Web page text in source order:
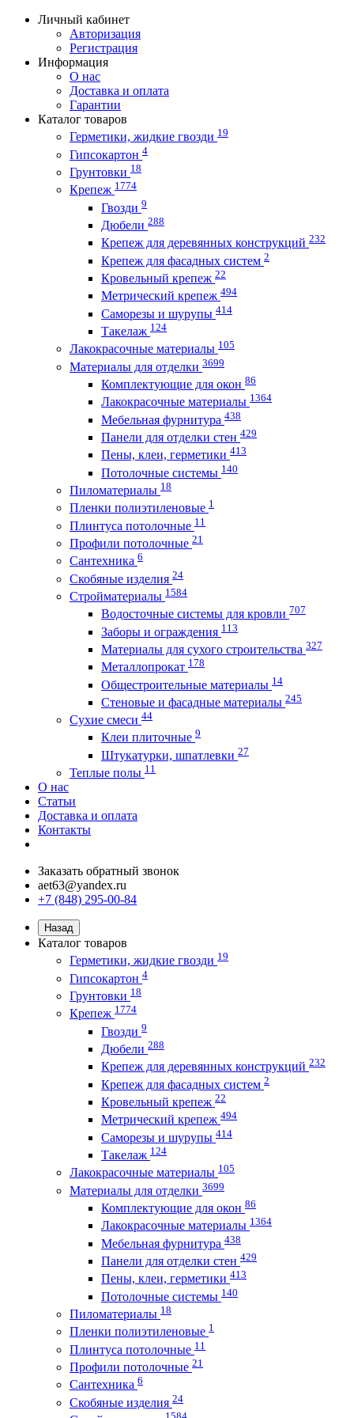
Личный кабинет
Авторизация
Регистрация
Информация
О нас
Доставка и оплата
Гарантии
Каталог товаров
Герметики, жидкие гвозди 19
Гипсокартон 4
Грунтовки 18
Крепеж 1774
Гвозди 9
Дюбели 288
Крепеж для деревянных конструкций 232
Крепеж для фасадных систем 2
Кровельный крепеж 22
Метрический крепеж 494
Саморезы и шурупы 414
Такелаж 124
Лакокрасочные материалы 105
Материалы для отделки 3699
Комплектующие для окон 86
Лакокрасочные материалы 1364
Мебельная фурнитура 438
Панели для отделки стен 429
Пены, клеи, герметики 413
Потолочные системы 140
Пиломатериалы 18
Пленки полиэтиленовые 1
Плинтуса потолочные 11
Профили потолочные 21
Сантехника 6
Скобяные изделия 24
Стройматериалы 1584
Водосточные системы для кровли 707
Заборы и ограждения 113
Материалы для сухого строительства 327
Металлопрокат 178
Общестроительные материалы 14
Стеновые и фасадные материалы 245
Сухие смеси 44
Клеи плиточные 9
Штукатурки, шпатлевки 27
Теплые полы 11
О нас
Статьи
Доставка и оплата
Контакты
Заказать обратный звонок
aet63@yandex.ru
+7 (848) 295-00-84
Назад
Каталог товаров
Герметики, жидкие гвозди 19
Гипсокартон 4
Грунтовки 18
Крепеж 1774
Гвозди 9
Дюбели 288
Крепеж для деревянных конструкций 232
Крепеж для фасадных систем 2
Кровельный крепеж 22
Метрический крепеж 494
Саморезы и шурупы 414
Такелаж 124
Лакокрасочные материалы 105
Материалы для отделки 3699
Комплектующие для окон 86
Лакокрасочные материалы 1364
Мебельная фурнитура 438
Панели для отделки стен 429
Пены, клеи, герметики 413
Потолочные системы 140
Пиломатериалы 18
Пленки полиэтиленовые 1
Плинтуса потолочные 11
Профили потолочные 21
Сантехника 6
Скобяные изделия 24